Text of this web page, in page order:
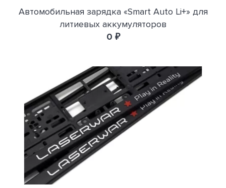
Автомобильная зарядка «Smart Auto Li+» для
литиевых аккумуляторов
0 ₽